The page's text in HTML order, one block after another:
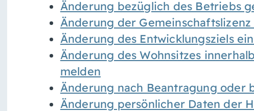
Änderung bezüglich des Betriebs
Änderung der
Änderung des Entwicklungsziels
Änderung des Wohnsitzes
melden
Änderung nach Beantragung oder
Änderung persönlicher Daten der